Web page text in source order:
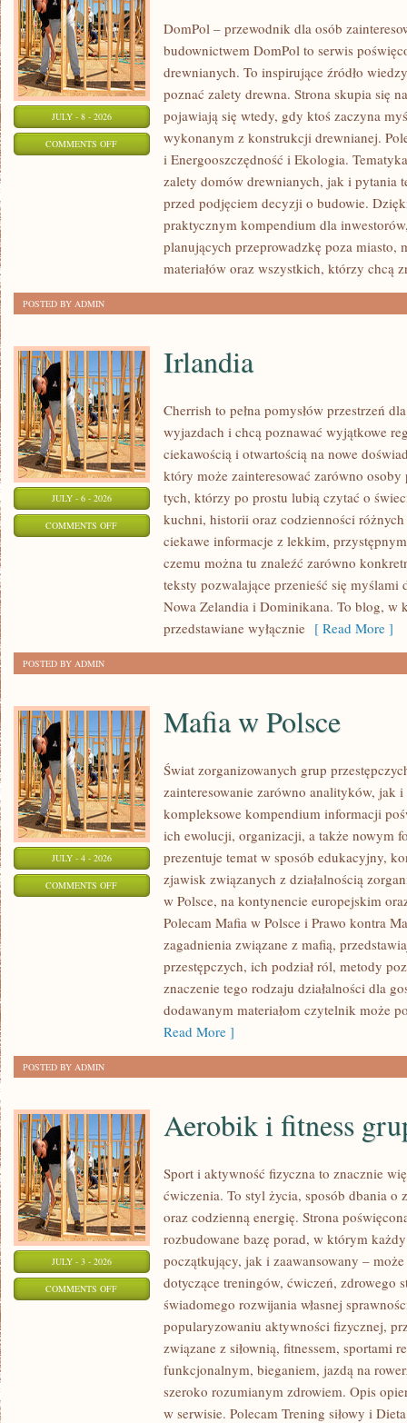
JULY - 8 - 2026
COMMENTS OFFON
FORMALNOŚCI
DomPol – przewodnik dla osób
budownictwem DomPol to serwis
drewnianych. To inspirujące źródło
poznać zalety drewna. Strona skupia się
pojawiają się wtedy, gdy ktoś zaczyna
wykonanym z konstrukcji drewnianej.
i Energooszczędność i Ekologia.
zalety domów drewnianych, jak i pytania
przed podjęciem decyzji o budowie.
praktycznym kompendium dla
planujących przeprowadzkę poza miasto,
materiałów oraz wszystkich, którzy chcą
POSTED BY ADMIN
JULY - 6 - 2026
COMMENTS OFFON
Irlandia
Cherrish to pełna pomysłów przestrzeń
wyjazdach i chcą poznawać wyjątkowe
ciekawością i otwartością na nowe
który może zainteresować zarówno
tych, którzy po prostu lubią czytać o
kuchni, historii oraz codzienności
ciekawe informacje z lekkim,
czemu można tu znaleźć zarówno
teksty pozwalające przenieść się myślami
Nowa Zelandia i Dominikana. To blog, w
przedstawiane wyłącznie [ Read More ]
POSTED BY ADMIN
JULY - 4 - 2026
COMMENTS OFFON
Mafia w Polsce
Świat zorganizowanych grup
zainteresowanie zarówno analityków, jak
kompleksowe kompendium informacji
ich ewolucji, organizacji, a także nowym
prezentuje temat w sposób edukacyjny,
zjawisk związanych z działalnością
w Polsce, na kontynencie europejskim
Polecam Mafia w Polsce i Prawo kontra
zagadnienia związane z mafią,
przestępczych, ich podział ról, metody
znaczenie tego rodzaju działalności dla
dodawanym materiałom czytelnik może
Read More ]
POSTED BY ADMIN
JULY - 3 - 2026
COMMENTS OFFON
Aerobik i fitness
Sport i aktywność fizyczna to znacznie
ćwiczenia. To styl życia, sposób dbania o
oraz codzienną energię. Strona
rozbudowane bazę porad, w którym
początkujący, jak i zaawansowany –
dotyczące treningów, ćwiczeń, zdrowego
świadomego rozwijania własnej
popularyzowaniu aktywności fizycznej,
związane z siłownią, fitnessem, sportami
funkcjonalnym, bieganiem, jazdą na
szeroko rozumianym zdrowiem. Opis
w serwisie. Polecam Trening siłowy i